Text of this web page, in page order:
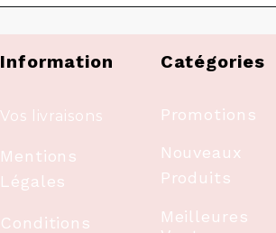
Information
Vos livraisons
Mentions
Légales
Conditions
Catégories
Promotions
Nouveaux
Produits
Meilleures